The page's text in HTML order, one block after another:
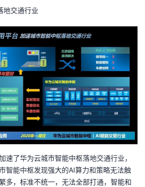
地交通行业
速了华为云城市智能中枢落地交通行业，
智能中枢发现强大的AI算力和策略无法触
多，标准不统一，无法全部打通，智能和